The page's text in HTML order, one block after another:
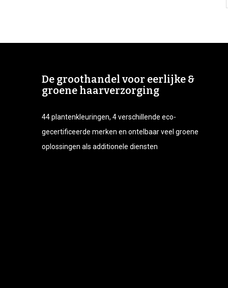
De groothandel voor eerlijke &
groene haarverzorging
44 plantenkleuringen, 4 verschillende eco-
gecertificeerde merken en ontelbaar veel groene
oplossingen als additionele diensten